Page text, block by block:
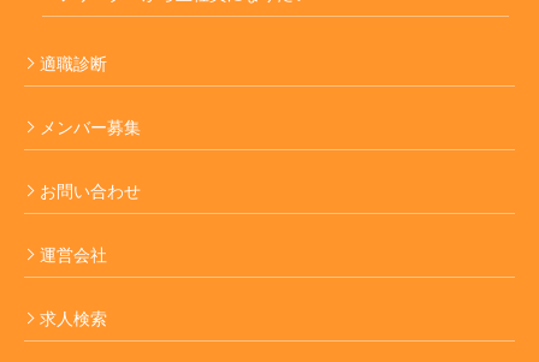
適職診断
メンバー募集
お問い合わせ
運営会社
求人検索